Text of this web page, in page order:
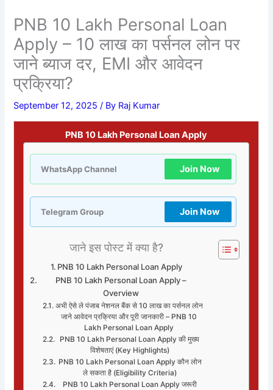
PNB 10 Lakh Personal Loan
Apply – 10 लाख का पर्सनल लोन पर
जाने ब्याज दर, EMI और आवेदन
प्रक्रिया?
September 12, 2025/ By Raj Kumar
PNB 10 Lakh Personal Loan Apply
WhatsApp Channel Join Now
Telegram Group Join Now
जाने इस पोस्ट में क्या है?
PNB 10 Lakh Personal Loan Apply
PNB 10 Lakh Personal Loan Apply –
Overview
अभी ऐसे ले पंजाब नेशनल बैंक से 10 लाख का पर्सनल लोन
जाने आवेदन प्रक्रिया और पूरी जानकारी – PNB 10
Lakh Personal Loan Apply
PNB 10 Lakh Personal Loan Apply की मुख्य
विशेषताएं (Key Highlights)
PNB 10 Lakh Personal Loan Apply कौन लोन
ले सकता है (Eligibility Criteria)
PNB 10 Lakh Personal Loan Apply जरूरी